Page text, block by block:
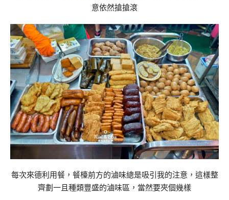
意依然搶搶滾
每次來德利用餐，餐檯前方的滷味總是吸引我的注意，這樣整
齊劃一且種類豐盛的滷味區，當然要夾個幾樣